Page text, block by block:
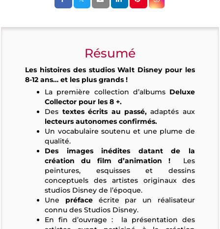
Résumé
Les histoires des studios Walt Disney pour les
8-12 ans… et les plus grands !
La première collection d’albumsDeluxe
Collector pour les 8 +.
Des textes écrits au passé,adaptés aux
lecteurs autonomes confirmés.
Un vocabulaire soutenu et une plume de
qualité.
Des images inédites datant de la
création du film d’animation ! Les
peintures, esquisses et dessins
conceptuels des artistes originaux des
studios Disney de l’époque.
Une préface écrite par un réalisateur
connu des Studios Disney.
En fin d’ouvrage : la présentation des